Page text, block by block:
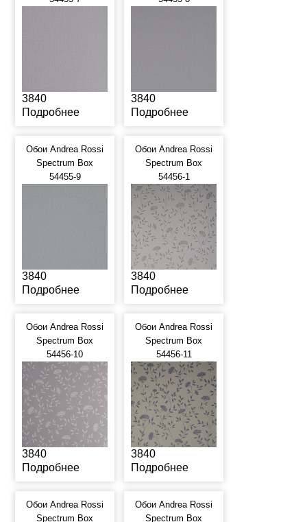
3840
Подробнее
3840
Подробнее
Обои Andrea Rossi
Spectrum Box
54455-9
3840
Подробнее
Обои Andrea Rossi
Spectrum Box
54456-1
3840
Подробнее
Обои Andrea Rossi
Spectrum Box
54456-10
3840
Подробнее
Обои Andrea Rossi
Spectrum Box
54456-11
3840
Подробнее
Обои Andrea Rossi
Spectrum Box
Обои Andrea Rossi
Spectrum Box